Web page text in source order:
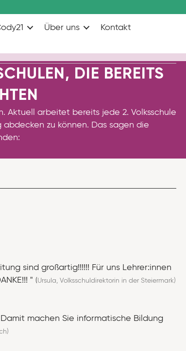
Über uns Kontakt
DIE BEREITS
Aktuell arbeitet bereits jede 2. Volksschule
zu können. Das sagen die
sind großartig!!!!!! Für uns Lehrer:innen
" (Ursula, Volksschuldirektorin in der Steiermark)
machen Sie informatische Bildung